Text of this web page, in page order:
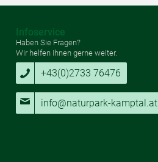
Infoservice
Haben Sie Fragen?
Wir helfen Ihnen gerne weiter.
+43(0)2733 76476
info@naturpark-kamptal.at